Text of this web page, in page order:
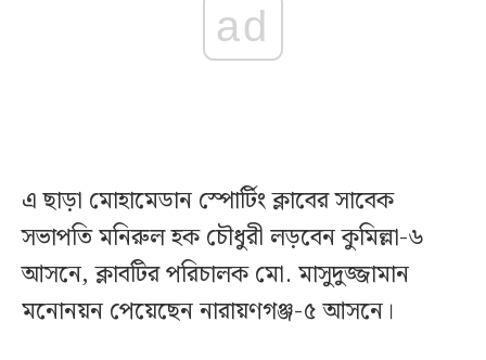
ad
এ ছাড়া মোহামেডান স্পোর্টিং ক্লাবের সাবেক
সভাপতি মনিরুল হক চৌধুরী লড়বেন কুমিল্লা-৬
আসনে, ক্লাবটির পরিচালক মো. মাসুদুজ্জামান
মনোনয়ন পেয়েছেন নারায়ণগঞ্জ-৫ আসনে।